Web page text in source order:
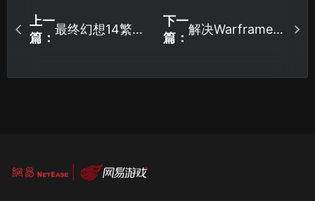
上一
篇：
最终幻想14繁中
下一
篇：
解决Warframe星
南！